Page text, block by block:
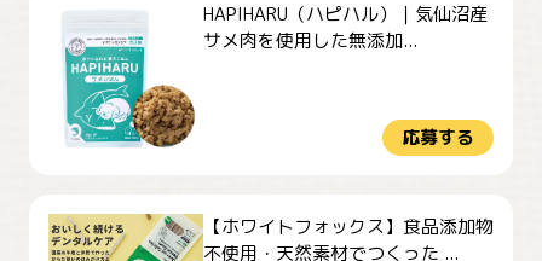
HAPIHARU（ハピハル）｜気仙沼産
サメ肉を使用した無添加...
応募する
【ホワイトフォックス】食品添加物
不使用・天然素材でつくった ...